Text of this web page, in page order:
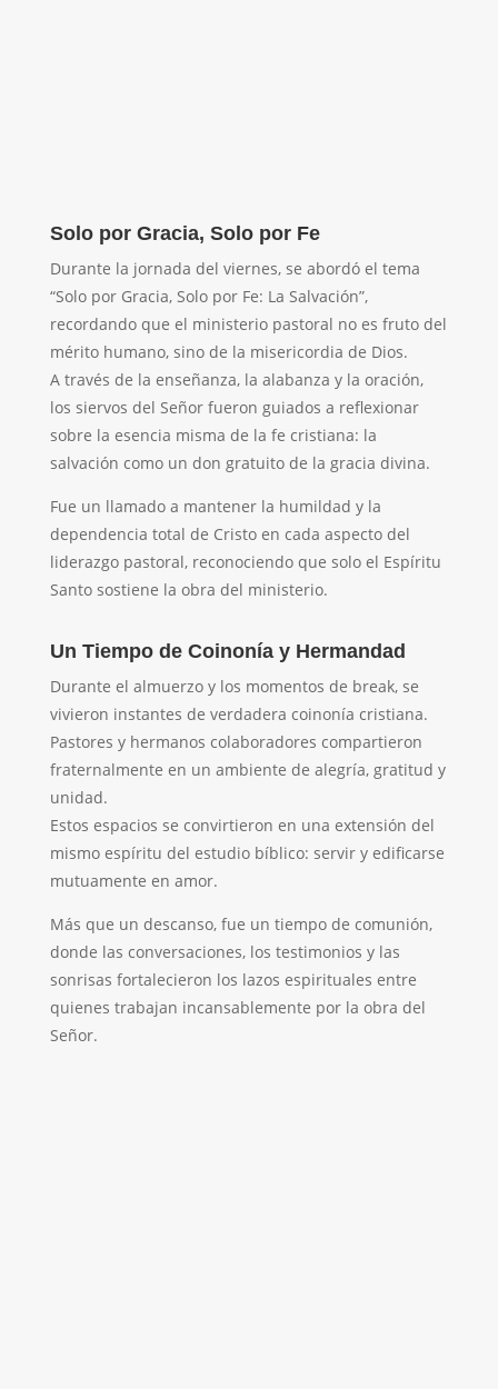
Solo por Gracia, Solo por Fe
Durante la jornada del viernes, se abordó el tema
“Solo por Gracia, Solo por Fe: La Salvación”,
recordando que el ministerio pastoral no es fruto del
mérito humano, sino de la misericordia de Dios.
A través de la enseñanza, la alabanza y la oración,
los siervos del Señor fueron guiados a reflexionar
sobre la esencia misma de la fe cristiana: la
salvación como un don gratuito de la gracia divina.
Fue un llamado a mantener la humildad y la
dependencia total de Cristo en cada aspecto del
liderazgo pastoral, reconociendo que solo el Espíritu
Santo sostiene la obra del ministerio.
Un Tiempo de Coinonía y Hermandad
Durante el almuerzo y los momentos de break, se
vivieron instantes de verdadera coinonía cristiana.
Pastores y hermanos colaboradores compartieron
fraternalmente en un ambiente de alegría, gratitud y
unidad.
Estos espacios se convirtieron en una extensión del
mismo espíritu del estudio bíblico: servir y edificarse
mutuamente en amor.
Más que un descanso, fue un tiempo de comunión,
donde las conversaciones, los testimonios y las
sonrisas fortalecieron los lazos espirituales entre
quienes trabajan incansablemente por la obra del
Señor.